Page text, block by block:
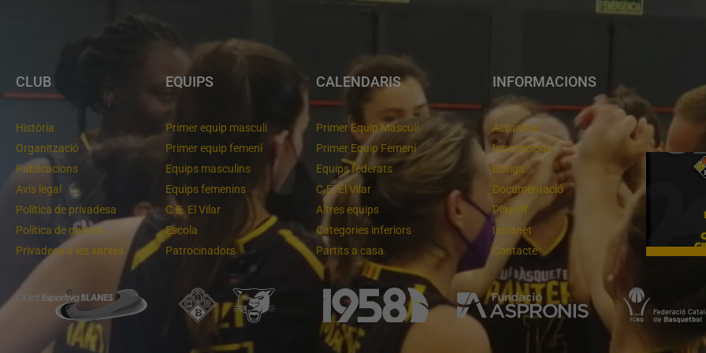
CLUB
Història
Organització
Publicacions
Avís legal
Política de privadesa
Política de galetes
Privadesa a les xarxes
EQUIPS
Primer equip masculí
Primer equip femení
Equips masculins
Equips femenins
C.E. El Vilar
Escola
Patrocinadors
CALENDARIS
Primer Equip Masculí
Primer Equip Femení
Equips federats
C.E. El Vilar
Altres equips
Categories inferiors
Partits a casa
INFORMACIONS
Actualitat
Inscripcions
Botiga
Documentació
Playoff
Intranet
Contacte
Molt bona imatge de l'equip Un final rodó